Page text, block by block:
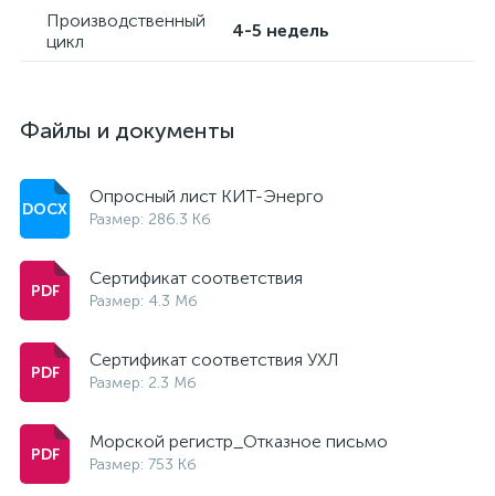
Производственный
цикл
4-5 недель
Файлы и документы
Опросный лист КИТ-Энерго
Размер: 286.3 Кб
Сертификат соответствия
Размер: 4.3 Мб
Сертификат соответствия УХЛ
Размер: 2.3 Мб
Морской регистр_Отказное письмо
Размер: 753 Кб